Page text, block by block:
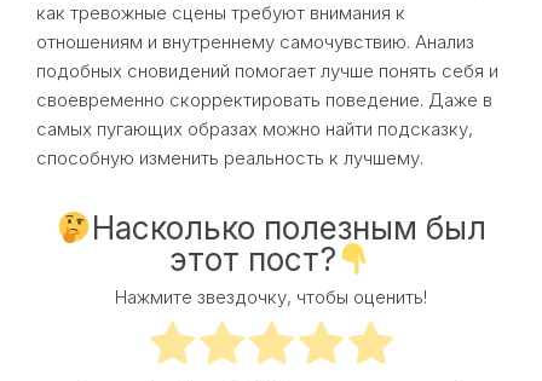
как тревожные сцены требуют внимания к
отношениям и внутреннему самочувствию. Анализ
подобных сновидений помогает лучше понять себя и
своевременно скорректировать поведение. Даже в
самых пугающих образах можно найти подсказку,
способную изменить реальность к лучшему.
Насколько полезным был
этот пост?
Нажмите звездочку, чтобы оценить!